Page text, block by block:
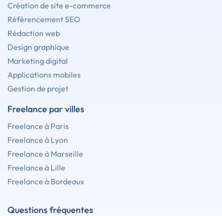
Création de site e-commerce
Référencement SEO
Rédaction web
Design graphique
Marketing digital
Applications mobiles
Gestion de projet
Freelance par villes
Freelance à Paris
Freelance à Lyon
Freelance à Marseille
Freelance à Lille
Freelance à Bordeaux
Questions fréquentes